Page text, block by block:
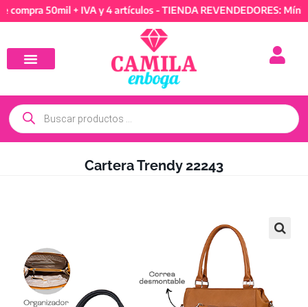
50mil + IVA y 4 artículos - TIENDA REVENDEDORES:
Cartera Trendy 22243